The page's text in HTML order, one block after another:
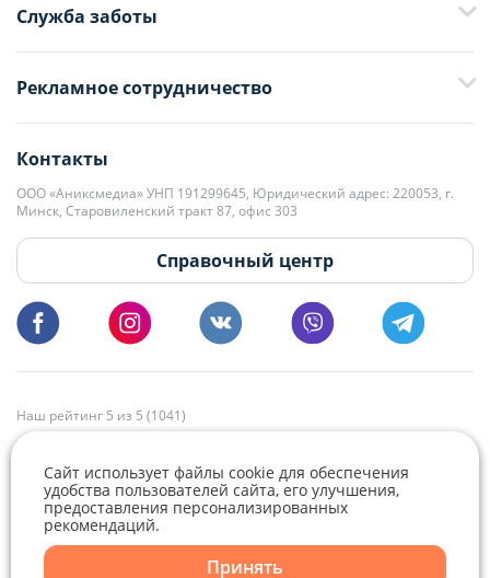
Служба заботы
+375 29 376-13-70
+375 33 376-13-70
editor@domovita.by
Мы принимаем звонки и отвечаем на письма в будние дни с 9:00 до
18:00.
Рекламное сотрудничество
+375 29 563-15-61 Кристина Филюта
kb@domovita.by
+375 29 179-11-28 Владислав Гладченко
vg@domovita.by
Пишите и звоните нам в будние дни с 8:00 до 20:00.
Контакты
ООО «Аниксмедиа» УНП 191299645, Юридический адрес: 220053, г.
Минск, Старовиленский тракт 87, офис 303
Справочный центр
Наш рейтинг 5 из 5 (1041)
Сайт использует файлы cookie для обеспечения
удобства пользователей сайта, его улучшения,
предоставления персонализированных
рекомендаций.
Принять